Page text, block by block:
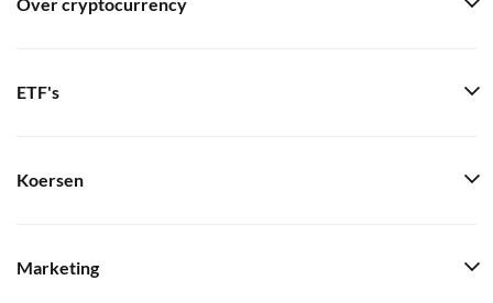
Over cryptocurrency
ETF's
Koersen
Marketing